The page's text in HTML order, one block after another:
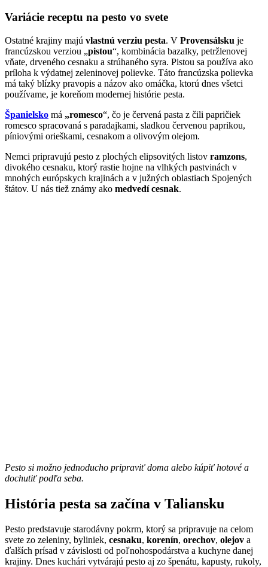
Variácie receptu na pesto vo svete
Ostatné krajiny majú vlastnú verziu pesta. V Provensálsku je
francúzskou verziou „pistou“, kombinácia bazalky, petržlenovej
vňate, drveného cesnaku a strúhaného syra. Pistou sa používa ako
príloha k výdatnej zeleninovej polievke. Táto francúzska polievka
má taký blízky pravopis a názov ako omáčka, ktorú dnes všetci
používame, je koreňom modernej histórie pesta.
Španielsko má „romesco“, čo je červená pasta z čili papričiek
romesco spracovaná s paradajkami, sladkou červenou paprikou,
píniovými orieškami, cesnakom a olivovým olejom.
Nemci pripravujú pesto z plochých elipsovitých listov ramzons,
divokého cesnaku, ktorý rastie hojne na vlhkých pastvinách v
mnohých európskych krajinách a v južných oblastiach Spojených
štátov. U nás tiež známy ako medvedí cesnak.
Pesto si možno jednoducho pripraviť doma alebo kúpiť hotové a
dochutiť podľa seba.
História pesta sa začína v Taliansku
Pesto predstavuje starodávny pokrm, ktorý sa pripravuje na celom
svete zo zeleniny, byliniek, cesnaku, korenín, orechov, olejov a
ďalších prísad v závislosti od poľnohospodárstva a kuchyne danej
krajiny. Dnes kuchári vytvárajú pesto aj zo špenátu, kapusty, rukoly,